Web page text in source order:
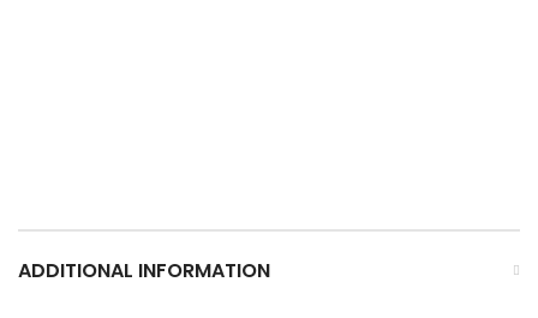
ADDITIONAL INFORMATION